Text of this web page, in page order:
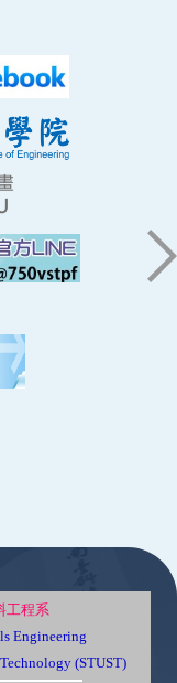
工程系
Engineering
(STUST)